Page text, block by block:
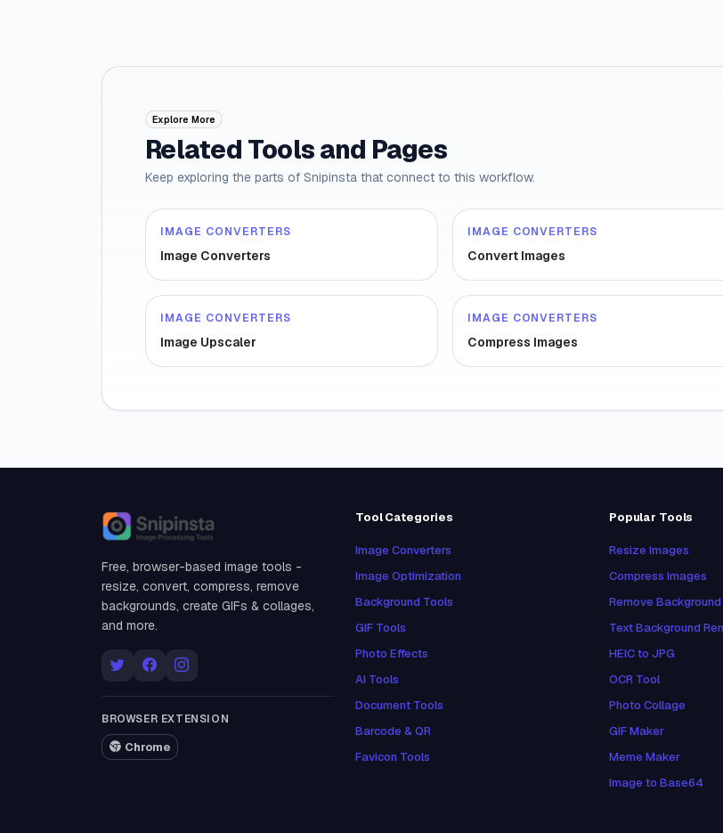
Explore More
Related Tools and Pages
Keep exploring the parts of Snipinsta that connect to this workflow.
IMAGE CONVERTERS
Image Converters
IMAGE CONVERTERS
Convert Images
IMAGE CONVERTERS
Image Upscaler
IMAGE CONVERTERS
Compress Images
Snipinsta
Free, browser-based image tools -
resize, convert, compress, remove
backgrounds, create GIFs & collages,
and more.
BROWSER EXTENSION
Chrome
Tool Categories
Image Converters
Image Optimization
Background Tools
GIF Tools
Photo Effects
AI Tools
Document Tools
Barcode & QR
Favicon Tools
Popular Tools
Resize Images
Compress Images
Remove Background
Text Background
HEIC to JPG
OCR Tool
Photo Collage
GIF Maker
Meme Maker
Image to Base64